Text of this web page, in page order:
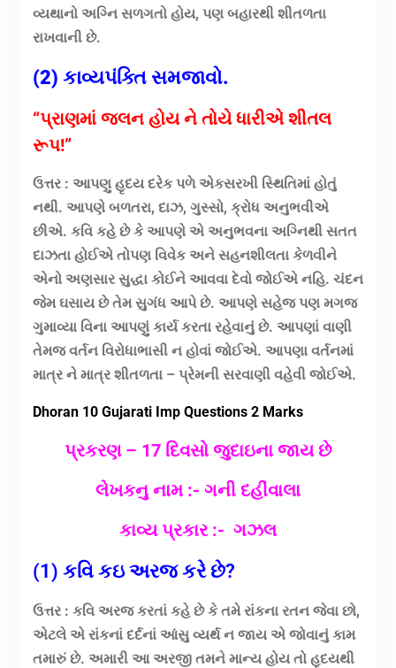
વ્યથાનો અગ્નિ સળગતો હોય, પણ બહારથી શીતળતા
રાખવાની છે.
(2) કાવ્યપંક્તિ સમજાવો.
“પ્રાણમાં જલન હોય ને તોયે ધારીએ શીતલ
રૂપ!”
ઉત્તર : આપણુ હૃદય દરેક પળે એકસરખી સ્થિતિમાં હોતું
નથી. આપણે બળતરા, દાઝ, ગુસ્સો, ક્રોધ અનુભવીએ
છીએ. કવિ કહે છે કે આપણે એ અનુભવના અગ્નિથી સતત
દાઝતા હોઈએ તોપણ વિવેક અને સહનશીલતા કેળવીને
એનો અણસાર સુદ્ધા કોઈને આવવા દેવો જોઈએ નહિ. ચંદન
જેમ ઘસાય છે તેમ સુગંધ આપે છે. આપણે સહેજ પણ મગજ
ગુમાવ્યા વિના આપણું કાર્ય કરતા રહેવાનું છે. આપણાં વાણી
તેમજ વર્તન વિરોધાભાસી ન હોવાં જોઈએ. આપણા વર્તનમાં
માત્ર ને માત્ર શીતળતા – પ્રેમની સરવાણી વહેવી જોઈએ.
Dhoran 10 Gujarati Imp Questions 2 Marks
પ્રકરણ – 17 દિવસો જુદાઇના જાય છે
લેખકનુ નામ :- ગની દહીંવાલા
કાવ્ય પ્રકાર:- ગઝલ
(1) કવિ કઇ અરજ કરે છે?
ઉત્તર : કવિ અરજ કરતાં કહે છે કે તમે રાંકના રતન જેવા છો,
એટલે એ રાંકનાં દર્દનાં આંસુ વ્યર્થ ન જાય એ જોવાનું કામ
તમારું છે. અમારી આ અરજી તમને માન્ય હોય તો હૃદયથી